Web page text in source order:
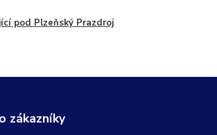
pod Plzeňský Prazdroj
zákazníky